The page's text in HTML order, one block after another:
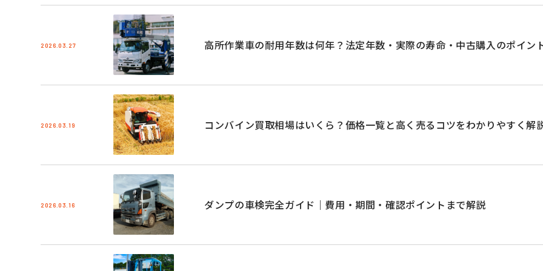
2026.03.27 高所作業車の耐用年数は何年？法定年数・実際の寿命・中古購入のポイン
2026.03.19 コンバイン買取相場はいくら？価格一覧と高く売るコツをわかりやすく解
2026.03.16 ダンプの車検完全ガイド｜費用・期間・確認ポイントまで解説